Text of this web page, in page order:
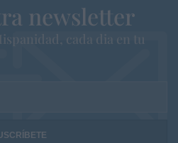
newsletter
cada dia en tu